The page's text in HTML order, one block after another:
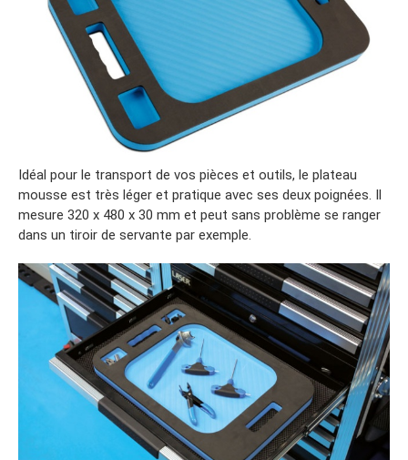
Idéal pour le transport de vos pièces et outils, le plateau
mousse est très léger et pratique avec ses deux poignées. Il
mesure 320 x 480 x 30 mm et peut sans problème se ranger
dans un tiroir de servante par exemple.